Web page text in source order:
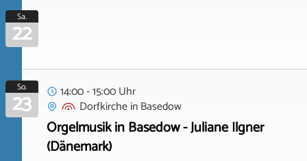
Sa.
22
So.
23
14:00 - 15:00 Uhr
DorfkircheinBasedow
Orgelmusik in Basedow - Juliane Ilgner
(Dänemark)